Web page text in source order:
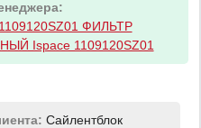
ФИЛЬТР
Ispace 1109120SZ01
Сайлентблок